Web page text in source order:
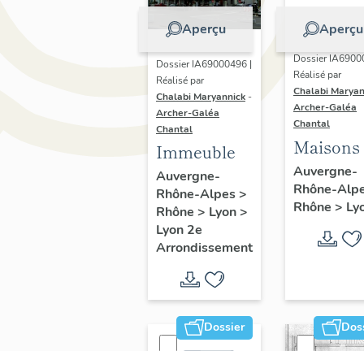
Aperçu
Dossier IA69000496 |
Réalisé par
Chalabi Maryannick -
Archer-Galéa
Chantal
Immeuble
Auvergne-
Rhône-Alpes>
Rhône > Lyon>
Lyon 2e
Arrondissement
Aperçu
Dossier
Réalisé par
Chalabi
Archer-Galéa
Chantal
Maisons
Auvergne-
Rhône-
Rhône >
Dossier